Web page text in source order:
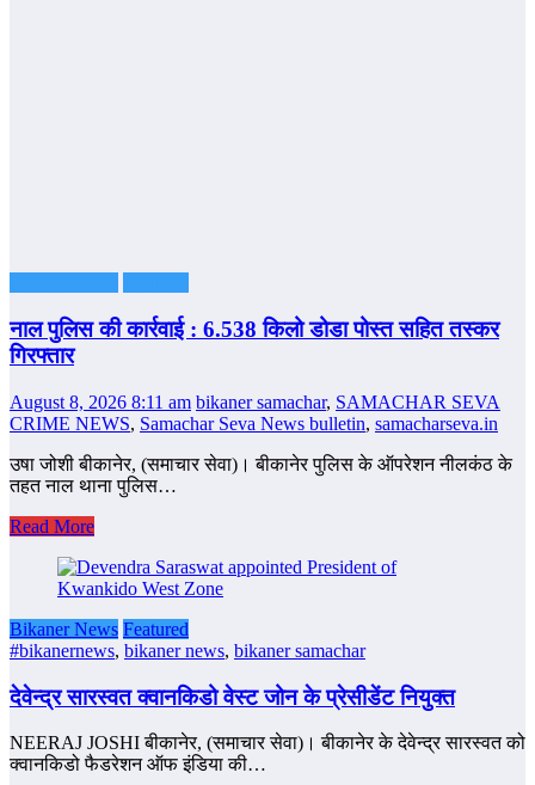
नाल पुलिस की कार्रवाई : 6.538 किलो डोडा पोस्त सहित तस्कर
गिरफ्तार
August 8, 2026 8:11 am bikaner samachar, SAMACHAR SEVA
CRIME NEWS, Samachar Seva News bulletin, samacharseva.in
उषा जोशी बीकानेर, (समाचार सेवा)। बीकानेर पुलिस के ऑपरेशन नीलकंठ के
तहत नाल थाना पुलिस…
Read More
Bikaner News Featured
#bikanernews, bikaner news, bikaner samachar
देवेन्द्र सारस्वत क्वानकिडो वेस्ट जोन के प्रेसीडेंट नियुक्त
NEERAJ JOSHI बीकानेर, (समाचार सेवा)। बीकानेर के देवेन्द्र सारस्वत को
क्वानकिडो फैडरेशन ऑफ इंडिया की…